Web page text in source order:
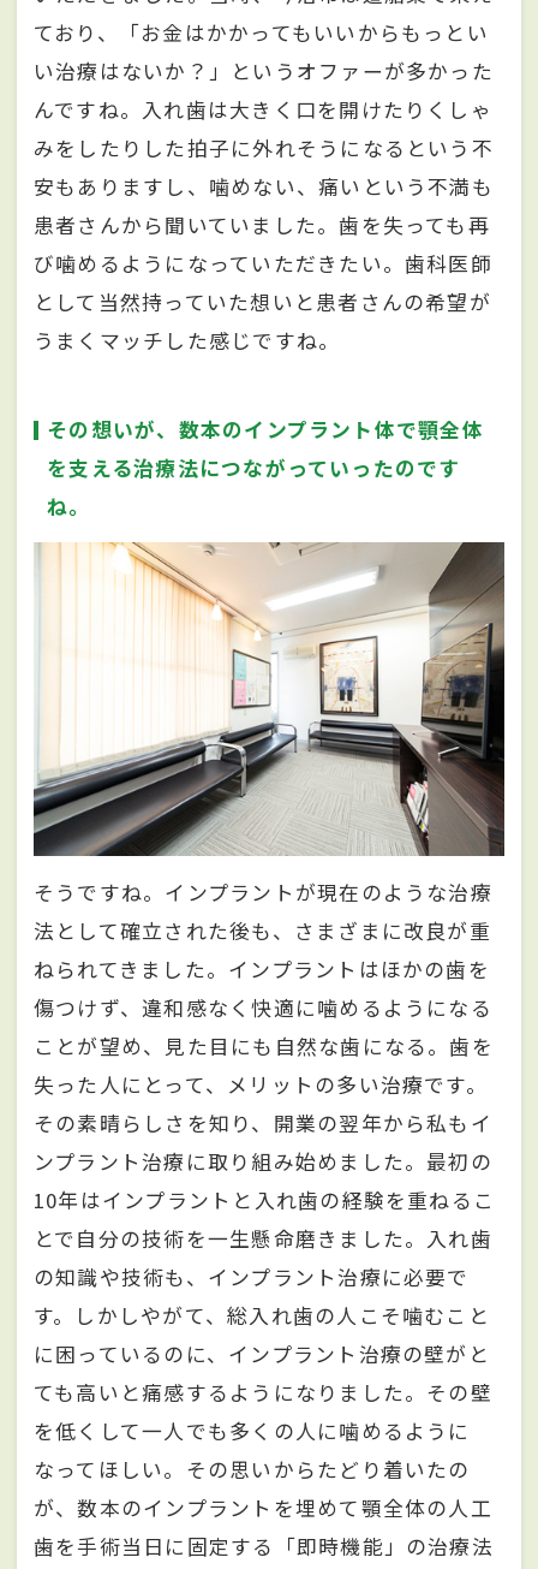
ており、「お金はかかってもいいからもっとい
い治療はないか？」というオファーが多かった
んですね。入れ歯は大きく口を開けたりくしゃ
みをしたりした拍子に外れそうになるという不
安もありますし、噛めない、痛いという不満も
患者さんから聞いていました。歯を失っても再
び噛めるようになっていただきたい。歯科医師
として当然持っていた想いと患者さんの希望が
うまくマッチした感じですね。
その想いが、数本のインプラント体で顎全体
を支える治療法につながっていったのです
ね。
そうですね。インプラントが現在のような治療
法として確立された後も、さまざまに改良が重
ねられてきました。インプラントはほかの歯を
傷つけず、違和感なく快適に噛めるようになる
ことが望め、見た目にも自然な歯になる。歯を
失った人にとって、メリットの多い治療です。
その素晴らしさを知り、開業の翌年から私もイ
ンプラント治療に取り組み始めました。最初の
10年はインプラントと入れ歯の経験を重ねるこ
とで自分の技術を一生懸命磨きました。入れ歯
の知識や技術も、インプラント治療に必要で
す。しかしやがて、総入れ歯の人こそ噛むこと
に困っているのに、インプラント治療の壁がと
ても高いと痛感するようになりました。その壁
を低くして一人でも多くの人に噛めるように
なってほしい。その思いからたどり着いたの
が、数本のインプラントを埋めて顎全体の人工
歯を手術当日に固定する「即時機能」の治療法